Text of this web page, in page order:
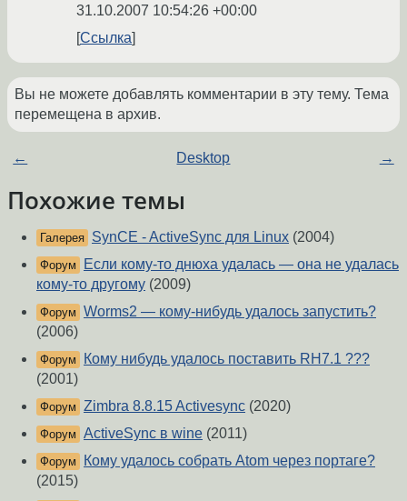
31.10.2007 10:54:26 +00:00
Ссылка
Вы не можете добавлять комментарии в эту тему. Тема
перемещена в архив.
← Desktop →
Похожие темы
Галерея SynCE - ActiveSync для Linux (2004)
Форум
Если кому-то днюха удалась — она не удалась
кому-то другому (2009)
Форум Worms2 — кому-нибудь удалось запустить?
(2006)
Форум
Кому нибудь удалось поставить RH7.1 ???
(2001)
Форум Zimbra 8.8.15 Activesync (2020)
Форум ActiveSync в wine (2011)
Форум
Кому удалось собрать Atom через портаге?
(2015)